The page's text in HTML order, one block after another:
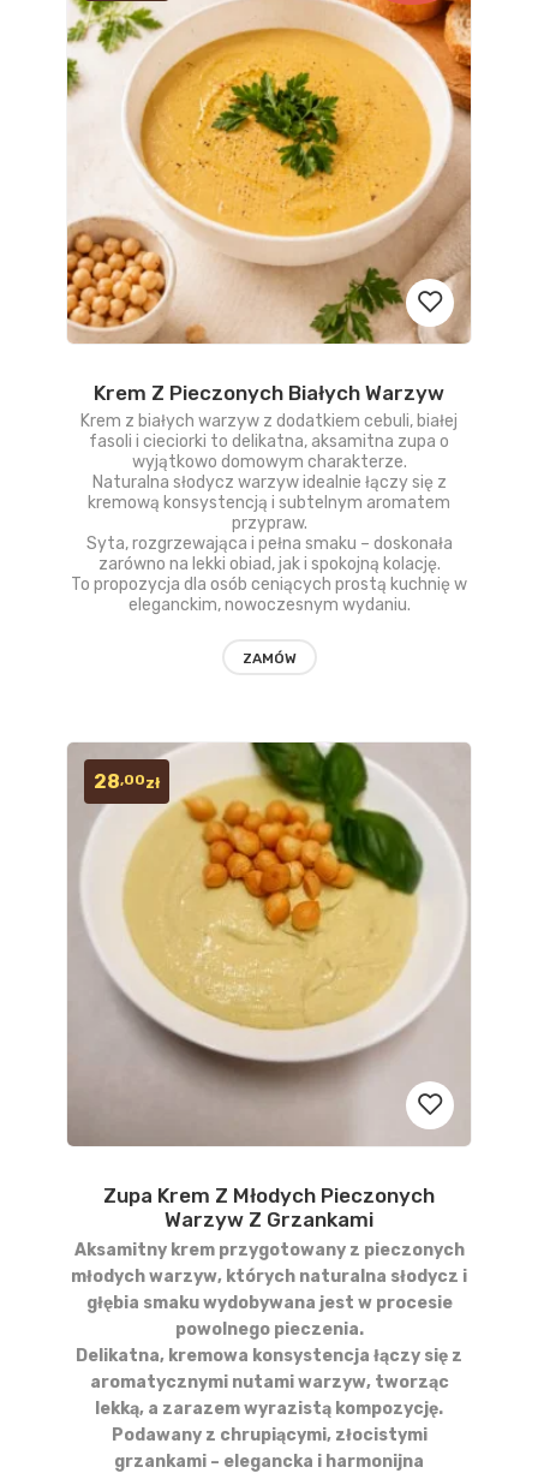
Dodaj
do
Krem Z Pieczonych Białych Warzyw
Krem z białych warzyw z dodatkiem cebuli, białej
fasoli i cieciorki to delikatna, aksamitna zupa o
wyjątkowo domowym charakterze.
Naturalna słodycz warzyw idealnie łączy się z
kremową konsystencją i subtelnym aromatem
przypraw.
Syta, rozgrzewająca i pełna smaku – doskonała
zarówno na lekki obiad, jak i spokojną kolację.
To propozycja dla osób ceniących prostą kuchnię w
eleganckim, nowoczesnym wydaniu.
ZAMÓW
Dodaj
do
Zupa Krem Z Młodych Pieczonych
Warzyw Z Grzankami
Aksamitny krem przygotowany z pieczonych
młodych warzyw, których naturalna słodycz i
głębia smaku wydobywana jest w procesie
powolnego pieczenia.
Delikatna, kremowa konsystencja łączy się z
aromatycznymi nutami warzyw, tworząc
lekką, a zarazem wyrazistą kompozycję.
Podawany z chrupiącymi, złocistymi
grzankami – elegancka i harmonijna
28,00zł